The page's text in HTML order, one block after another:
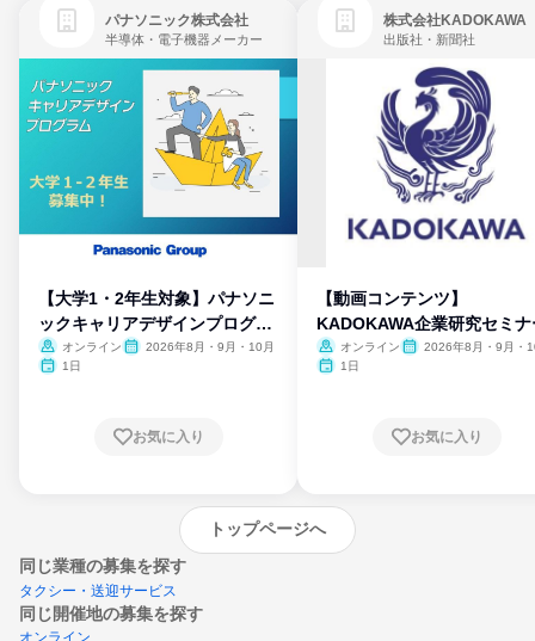
パナソニック株式会社
半導体・電子機器メーカー
【大学1・2年生対象】パナソニ
ックキャリアデザインプログラ
ム
オンライン
2026年8月・9月・10月
1日
お気に入り
株式会社KADOKAWA
出版社・新聞社
【動画コンテンツ】
KADOKAWA企業研究セミナ
オンライン
2026年8月・9月・
1日
お気に入り
トップページへ
同じ業種の募集を探す
タクシー・送迎サービス
同じ開催地の募集を探す
オンライン